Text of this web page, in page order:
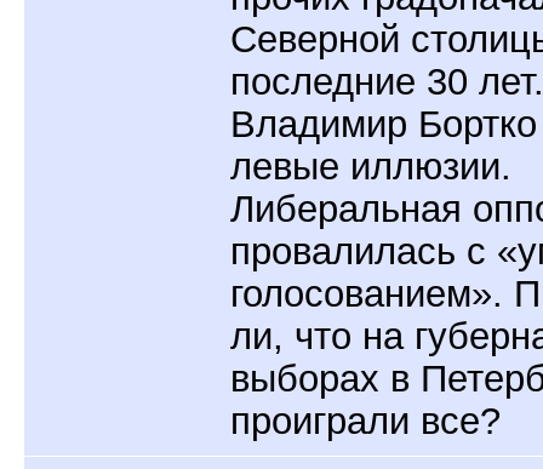
Северной
последние 30 лет.
Владимир
левые иллюзии.
Либеральная
провалилась с
голосованием».
ли, что на
выборах в
проиграли все?